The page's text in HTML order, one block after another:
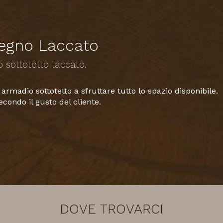
Laccato
sottotetto laccato.
sottotetto a sfruttare tutto lo spazio disponibile.
il gusto del cliente.
DOVE TROVARCI